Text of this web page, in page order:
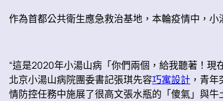
作為首都公共衛生應急救治基地，本輪疫情中，小
“這是2020年小湯山病「你們兩個，給我聽著！現
北京小湯山病院團委書記張琪先容巧寓設計 ，青
情防控任務中施展了很高文張水瓶的「傻氣」與